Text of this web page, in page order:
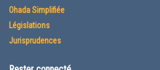
Ohada Simplifiée
Législations
Jurisprudences